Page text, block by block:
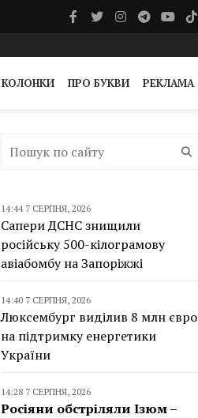
КОЛОНКИ ПРО БУКВИ РЕКЛАМА
14:44 7 СЕРПНЯ, 2026
Сапери ДСНС знищили
російську 500-кілограмову
авіабомбу на Запоріжжі
14:40 7 СЕРПНЯ, 2026
Люксембург виділив 8 млн євро
на підтримку енергетики
України
14:28 7 СЕРПНЯ, 2026
Росіяни обстріляли Ізюм –